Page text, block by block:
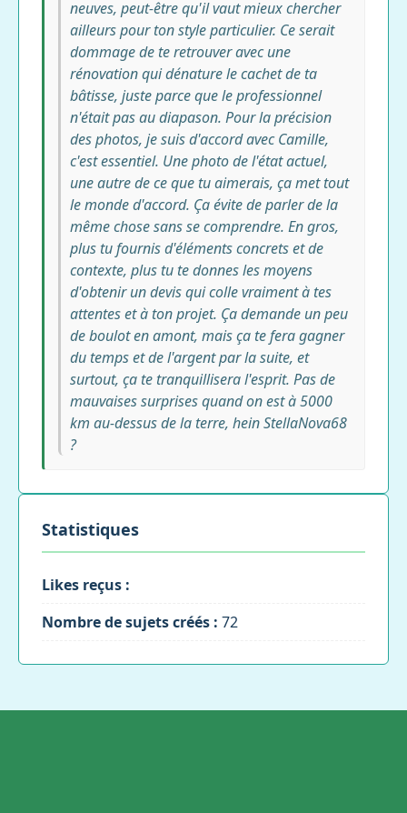
neuves, peut-être qu'il vaut mieux chercher
ailleurs pour ton style particulier. Ce serait
dommage de te retrouver avec une
rénovation qui dénature le cachet de ta
bâtisse, juste parce que le professionnel
n'était pas au diapason. Pour la précision
des photos, je suis d'accord avec Camille,
c'est essentiel. Une photo de l'état actuel,
une autre de ce que tu aimerais, ça met tout
le monde d'accord. Ça évite de parler de la
même chose sans se comprendre. En gros,
plus tu fournis d'éléments concrets et de
contexte, plus tu te donnes les moyens
d'obtenir un devis qui colle vraiment à tes
attentes et à ton projet. Ça demande un peu
de boulot en amont, mais ça te fera gagner
du temps et de l'argent par la suite, et
surtout, ça te tranquillisera l'esprit. Pas de
mauvaises surprises quand on est à 5000
km au-dessus de la terre, hein StellaNova68
?
Statistiques
Likes reçus :
Nombre de sujets créés : 72